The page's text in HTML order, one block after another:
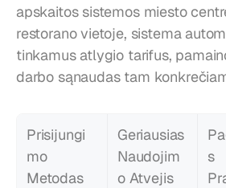
apskaitos sistemos miesto
restorano vietoje, sistema
tinkamus atlygio tarifus,
darbo sąnaudas tam
Prisijungi
mo
Metodas
Geriausias
Naudojim
o Atvejis
s